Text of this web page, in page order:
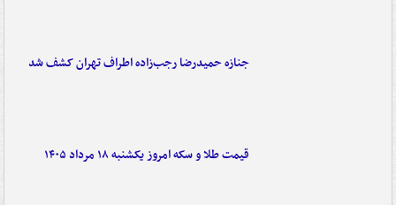
جنازه حمیدرضا رجب‌زاده اطراف تهران کشف شد
قیمت طلا و سکه امروز یکشنبه ۱۸ مرداد ۱۴۰۵